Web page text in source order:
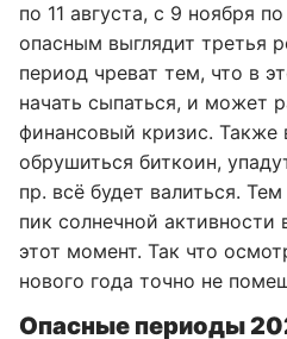
по 11 августа, с 9 ноября
опасным выглядит третья
период чреват тем, что в
начать сыпаться, и может
финансовый кризис.
обрушиться биткоин,
пр. всё будет валиться.
пик солнечной
этот момент. Так что
нового года точно не
Опасные периоды